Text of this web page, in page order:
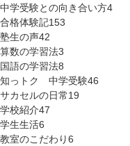
中学受験との向き合い方4
合格体験記153
塾生の声42
算数の学習法3
国語の学習法8
知っトク 中学受験46
サカセルの日常19
学校紹介47
学生生活6
教室のこだわり6